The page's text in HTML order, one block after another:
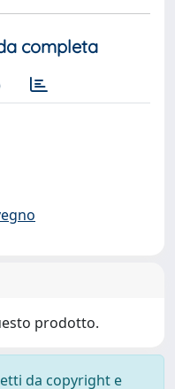
completa
prodotto.
da copyright e